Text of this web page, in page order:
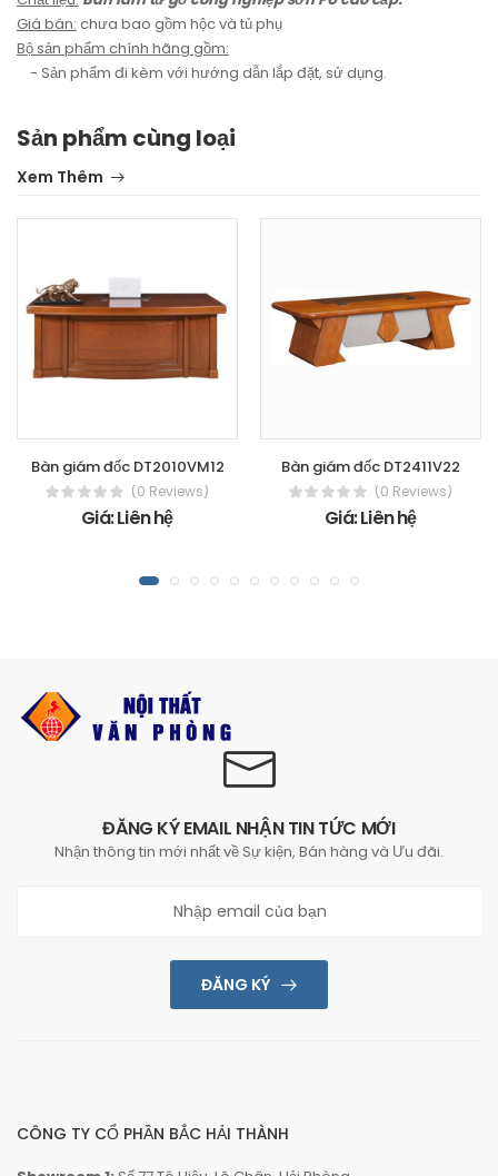
Giá bán: chưa bao gồm hộc và tủ phụ
Bộ sản phẩm chính hãng gồm:
- Sản phẩm đi kèm với hướng dẫn lắp đặt, sử dụng.
Sản phẩm cùng loại
Xem Thêm
Bàn giám đốc DT2010VM12
(0 Reviews)
Giá: Liên hệ
Bàn giám đốc DT2411V22
(0 Reviews)
Giá: Liên hệ
ĐĂNG KÝ EMAIL NHẬN TIN TỨC MỚI
Nhận thông tin mới nhất về Sự kiện, Bán hàng và Ưu đãi.
ĐĂNG KÝ
CÔNG TY CỔ PHẦN BẮC HẢI THÀNH